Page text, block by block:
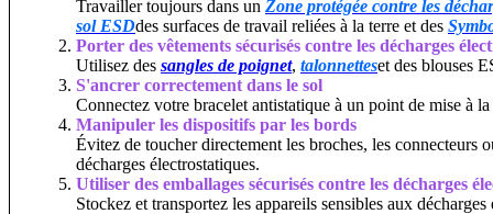
Travailler toujours dans un Zone protégée contre les
sol ESDdes surfaces de travail reliées à la terre et des
Porter des vêtements sécurisés contre les décharges
Utilisez des sangles de poignet, talonnetteset des blouses
S'ancrer correctement dans le sol
Connectez votre bracelet antistatique à un point de mise à
Manipuler les dispositifs par les bords
Évitez de toucher directement les broches, les connecteurs
décharges électrostatiques.
Utiliser des emballages sécurisés contre les décharges
Stockez et transportez les appareils sensibles aux